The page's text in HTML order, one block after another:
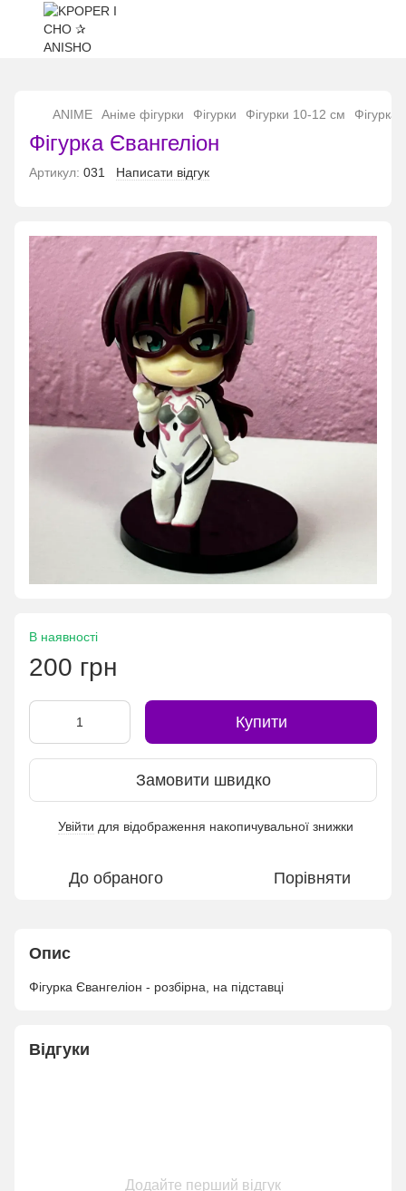
ANIME Аніме фігурки Фігурки Фігурки 10-12 см Фігурка
Фігурка Євангеліон
Артикул: 031 Написати відгук
В наявності
200 грн
Купити
Замовити швидко
Увійти для відображення накопичувальної знижки
До обраного Порівняти
Опис
Фігурка Євангеліон - розбірна, на підставці
Відгуки
Додайте перший відгук